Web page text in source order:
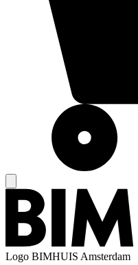
Logo BIMHUIS Amsterdam